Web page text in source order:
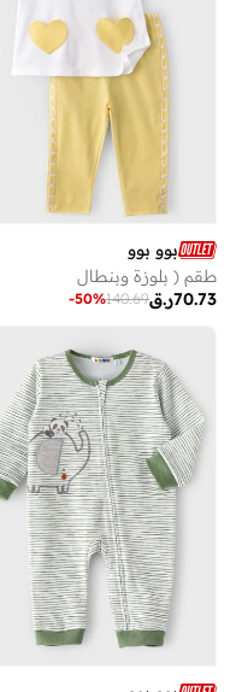
بوو بوو
طقم ( بلوزة وبنطال
ر.ق70.73
140.69
-50%